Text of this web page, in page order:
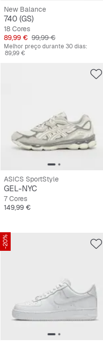
New Balance
740 (GS)
18 Cores
Preço
89,99 € Preço original
99,99 €
Melhor preço durante 30 dias:
89,99 €
ASICS SportStyle
GEL-NYC
7 Cores
Preço
149,99 €
-20%